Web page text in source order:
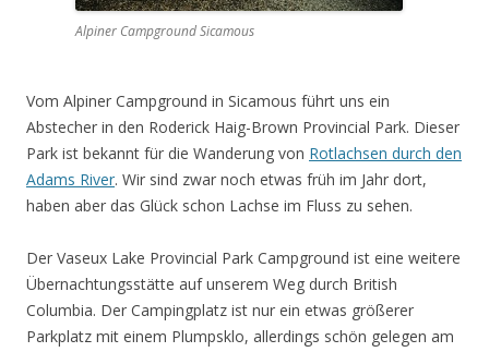
Alpiner Campground Sicamous
Vom Alpiner Campground in Sicamous führt uns ein
Abstecher in den Roderick Haig-Brown Provincial Park. Dieser
Park ist bekannt für die Wanderung von Rotlachsen durch den
Adams River. Wir sind zwar noch etwas früh im Jahr dort,
haben aber das Glück schon Lachse im Fluss zu sehen.
Der Vaseux Lake Provincial Park Campground ist eine weitere
Übernachtungsstätte auf unserem Weg durch British
Columbia. Der Campingplatz ist nur ein etwas größerer
Parkplatz mit einem Plumpsklo, allerdings schön gelegen am